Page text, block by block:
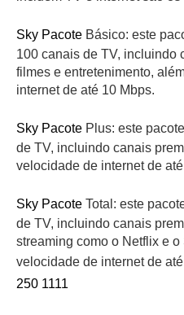
Sky Pacote Básico: este
100 canais de TV, incluindo
filmes e entretenimento,
internet de até 10 Mbps.
Sky Pacote Plus: este
de TV, incluindo canais
velocidade de internet de
Sky Pacote Total: este
de TV, incluindo canais
streaming como o Netflix e o
velocidade de internet de
250 1111